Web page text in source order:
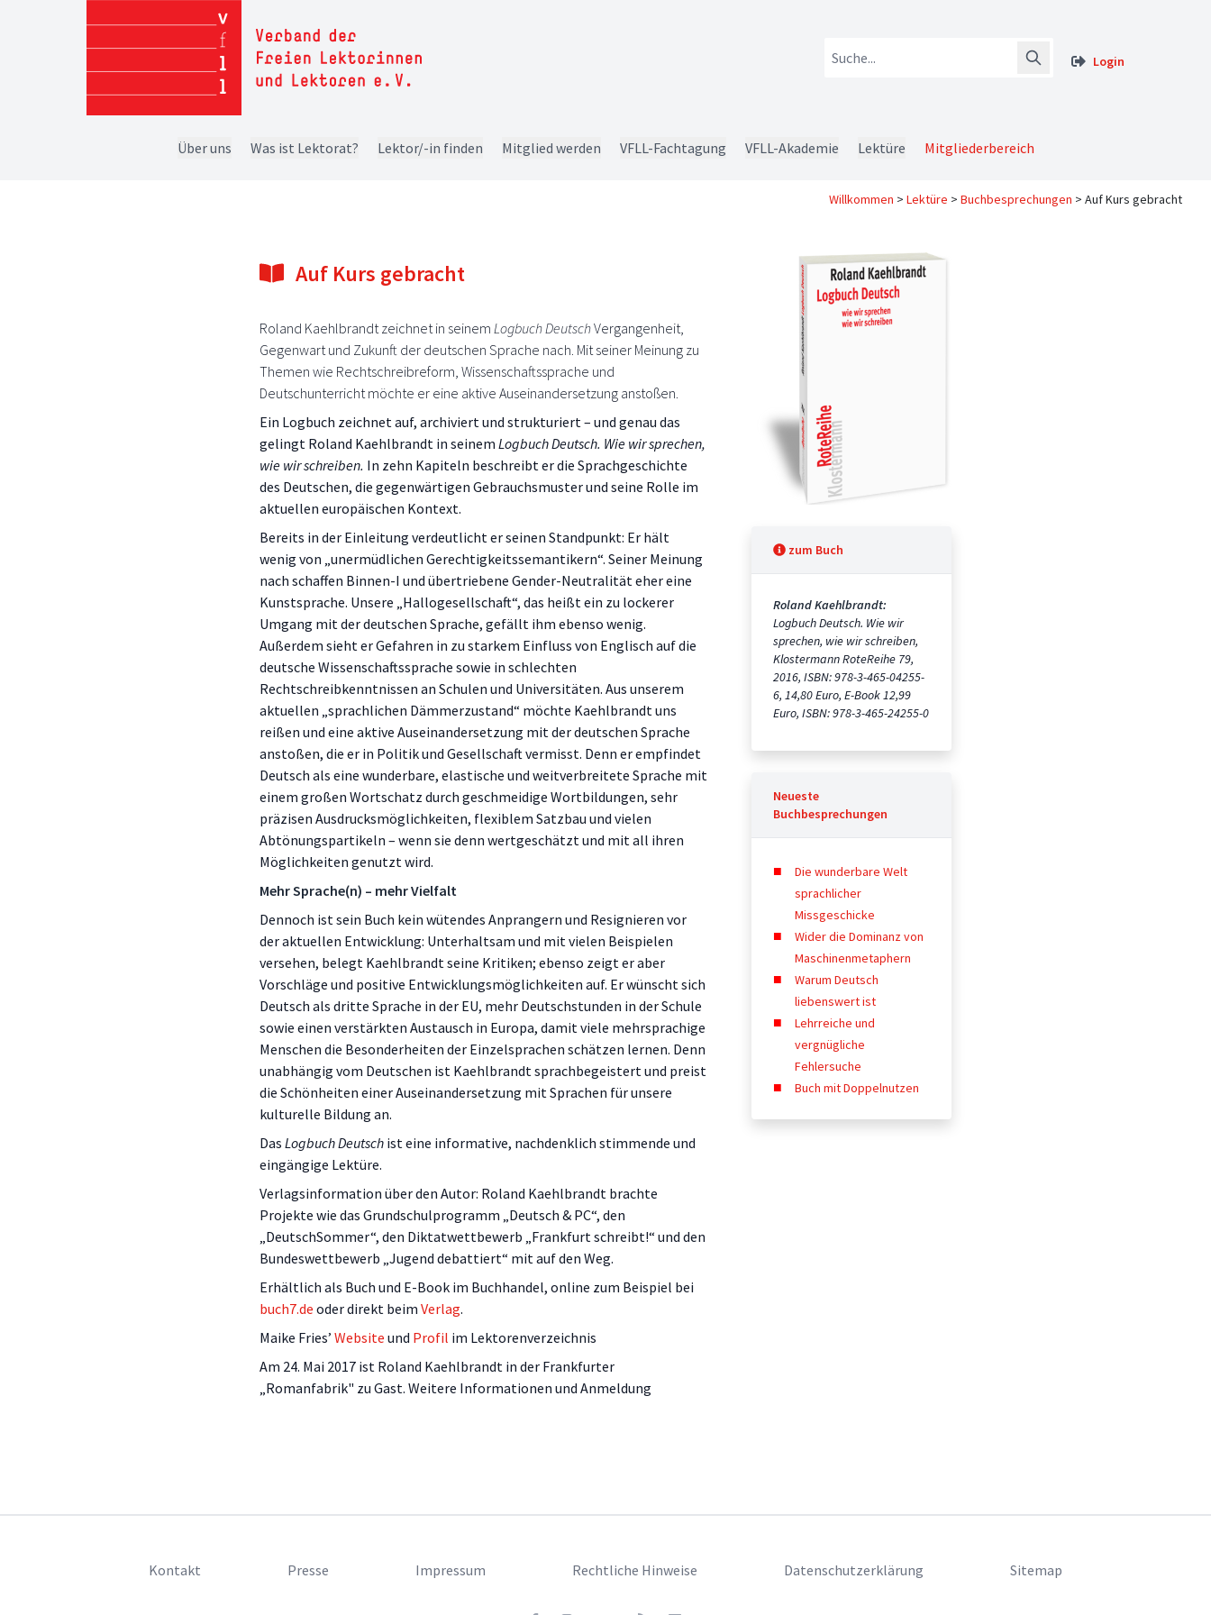
Login
Über uns Was ist Lektorat? Lektor/-in finden Mitglied werden VFLL-Fachtagung VFLL-Akademie Lektüre Mitgliederbereich
Willkommen > Lektüre > Buchbesprechungen > Auf Kurs gebracht
Auf Kurs gebracht
Roland Kaehlbrandt zeichnet in seinem Logbuch DeutschVergangenheit,
Gegenwart und Zukunft der deutschen Sprache nach. Mit seiner Meinung zu
Themen wie Rechtschreibreform, Wissenschaftssprache und
Deutschunterricht möchte er eine aktive Auseinandersetzung anstoßen.
Ein Logbuch zeichnet auf, archiviert und strukturiert – und genau das
gelingt Roland Kaehlbrandt in seinem Logbuch Deutsch. Wie wir sprechen,
wie wir schreiben. In zehn Kapiteln beschreibt er die Sprachgeschichte
des Deutschen, die gegenwärtigen Gebrauchsmuster und seine Rolle im
aktuellen europäischen Kontext.
Bereits in der Einleitung verdeutlicht er seinen Standpunkt: Er hält
wenig von „unermüdlichen Gerechtigkeitssemantikern“. Seiner Meinung
nach schaffen Binnen-I und übertriebene Gender-Neutralität eher eine
Kunstsprache. Unsere „Hallogesellschaft“, das heißt ein zu lockerer
Umgang mit der deutschen Sprache, gefällt ihm ebenso wenig.
Außerdem sieht er Gefahren in zu starkem Einfluss von Englisch auf die
deutsche Wissenschaftssprache sowie in schlechten
Rechtschreibkenntnissen an Schulen und Universitäten. Aus unserem
aktuellen „sprachlichen Dämmerzustand“ möchte Kaehlbrandt uns
reißen und eine aktive Auseinandersetzung mit der deutschen Sprache
anstoßen, die er in Politik und Gesellschaft vermisst. Denn er empfindet
Deutsch als eine wunderbare, elastische und weitverbreitete Sprache mit
einem großen Wortschatz durch geschmeidige Wortbildungen, sehr
präzisen Ausdrucksmöglichkeiten, flexiblem Satzbau und vielen
Abtönungspartikeln – wenn sie denn wertgeschätzt und mit all ihren
Möglichkeiten genutzt wird.
Mehr Sprache(n) – mehr Vielfalt
Dennoch ist sein Buch kein wütendes Anprangern und Resignieren vor
der aktuellen Entwicklung: Unterhaltsam und mit vielen Beispielen
versehen, belegt Kaehlbrandt seine Kritiken; ebenso zeigt er aber
Vorschläge und positive Entwicklungsmöglichkeiten auf. Er wünscht sich
Deutsch als dritte Sprache in der EU, mehr Deutschstunden in der Schule
sowie einen verstärkten Austausch in Europa, damit viele mehrsprachige
Menschen die Besonderheiten der Einzelsprachen schätzen lernen. Denn
unabhängig vom Deutschen ist Kaehlbrandt sprachbegeistert und preist
die Schönheiten einer Auseinandersetzung mit Sprachen für unsere
kulturelle Bildung an.
Das Logbuch Deutsch ist eine informative, nachdenklich stimmende und
eingängige Lektüre.
Verlagsinformation über den Autor: Roland Kaehlbrandt brachte
Projekte wie das Grundschulprogramm „Deutsch & PC“, den
„DeutschSommer“, den Diktatwettbewerb „Frankfurt schreibt!“ und den
Bundeswettbewerb „Jugend debattiert“ mit auf den Weg.
Erhältlich als Buch und E-Book im Buchhandel, online zum Beispiel bei
buch7.de oder direkt beim Verlag.
Maike Fries’ Website und Profil im Lektorenverzeichnis
Am 24. Mai 2017 ist Roland Kaehlbrandt in der Frankfurter
„Romanfabrik" zu Gast. Weitere Informationen und Anmeldung
zum Buch
Roland Kaehlbrandt:
Logbuch Deutsch. Wie wir
sprechen, wie wir schreiben,
Klostermann RoteReihe 79,
2016, ISBN: 978-3-465-04255-
6, 14,80 Euro, E-Book 12,99
Euro, ISBN: 978-3-465-24255-0
Neueste
Buchbesprechungen
Die wunderbare Welt
sprachlicher
Missgeschicke
Wider die Dominanz von
Maschinenmetaphern
Warum Deutsch
liebenswert ist
Lehrreiche und
vergnügliche
Fehlersuche
Buch mit Doppelnutzen
Kontakt Presse Impressum Rechtliche Hinweise Datenschutzerklärung Sitemap